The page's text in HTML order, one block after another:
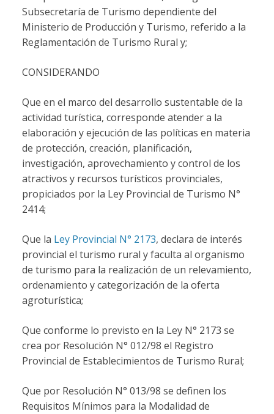
Subsecretaría de Turismo dependiente del
Ministerio de Producción y Turismo, referido a la
Reglamentación de Turismo Rural y;
CONSIDERANDO
Que en el marco del desarrollo sustentable de la
actividad turística, corresponde atender a la
elaboración y ejecución de las políticas en materia
de protección, creación, planificación,
investigación, aprovechamiento y control de los
atractivos y recursos turísticos provinciales,
propiciados por la Ley Provincial de Turismo N°
2414;
Que la Ley Provincial N° 2173, declara de interés
provincial el turismo rural y faculta al organismo
de turismo para la realización de un relevamiento,
ordenamiento y categorización de la oferta
agroturística;
Que conforme lo previsto en la Ley N° 2173 se
crea por Resolución N° 012/98 el Registro
Provincial de Establecimientos de Turismo Rural;
Que por Resolución N° 013/98 se definen los
Requisitos Mínimos para la Modalidad de